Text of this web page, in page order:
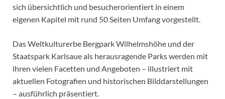
sich übersichtlich und besucherorientiert in einem
eigenen Kapitel mit rund 50 Seiten Umfang vorgestellt.
Das Weltkulturerbe Bergpark Wilhelmshöhe und der
Staatspark Karlsaue als herausragende Parks werden mit
ihren vielen Facetten und Angeboten – illustriert mit
aktuellen Fotografien und historischen Bilddarstellungen
– ausführlich präsentiert.